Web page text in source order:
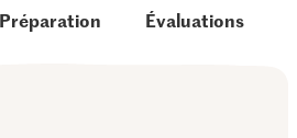
Préparation Évaluations